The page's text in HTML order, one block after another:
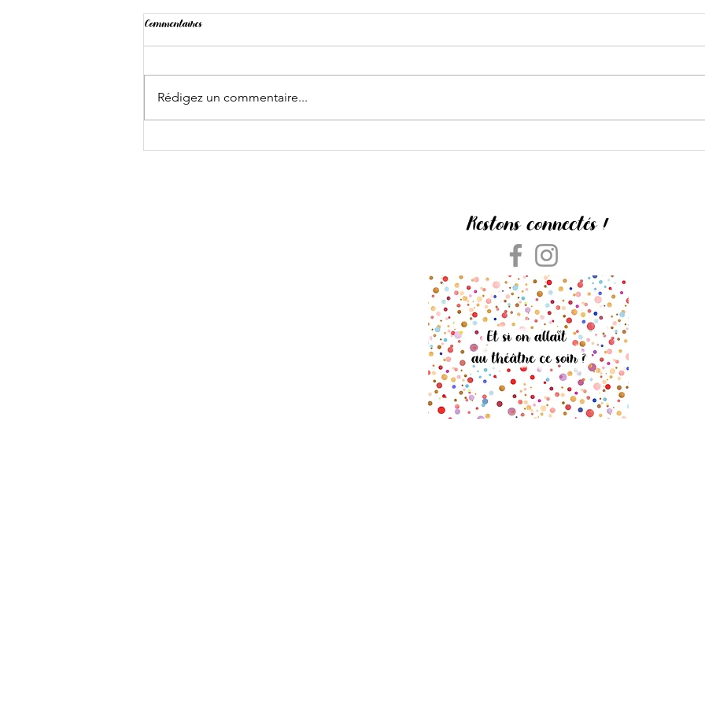
Commentaires
Rédigez un commentaire...
Restons connectés !